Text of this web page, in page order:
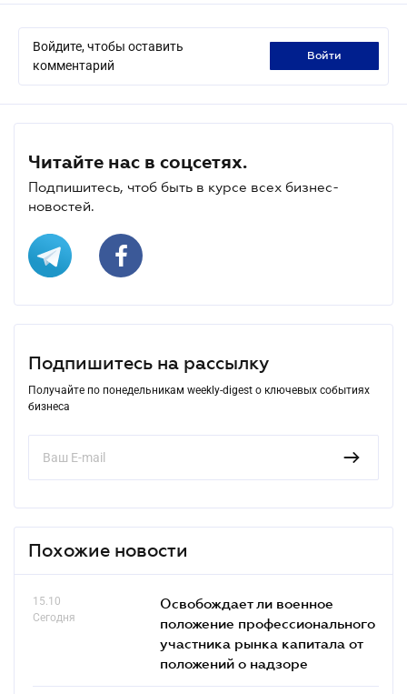
Войдите, чтобы оставить
комментарий
войти
Читайте нас в соцсетях.
Подпишитесь, чтоб быть в курсе всех бизнес-
новостей.
Подпишитесь на рассылку
Получайте по понедельникам weekly-digest о ключевых событиях
бизнеса
Похожие новости
15.10
Сегодня
Освобождает ли военное
положение профессионального
участника рынка капитала от
положений о надзоре